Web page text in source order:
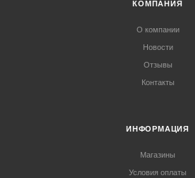
КОМПАНИЯ
О компании
Новости
Отзывы
Контакты
ИНФОРМАЦИЯ
Магазины
Условия оплаты